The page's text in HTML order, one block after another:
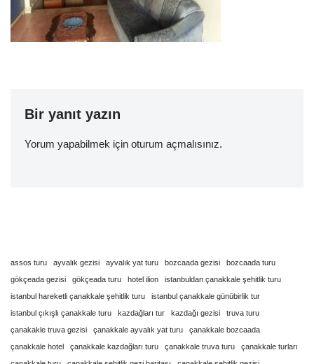
Bir yanıt yazın
Yorum yapabilmek için oturum açmalısınız.
assos turu ayvalık gezisi ayvalık yat turu bozcaada gezisi
bozcaada turu
gökçeada gezisi
gökçeada turu hotel ilion
istanbuldan çanakkale şehitlik turu
istanbul hareketli çanakkale şehitlik turu
istanbul çanakkale günübirlik tur
istanbul çıkışlı çanakkale turu
kazdağları tur kazdağı gezisi
truva turu
çanakakle truva gezisi
çanakkale ayvalık yat turu
çanakkale bozcaada
çanakkale hotel
çanakkale kazdağları turu çanakkale truva turu
çanakkale turları